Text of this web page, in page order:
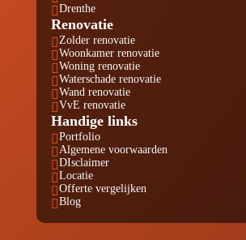
Drenthe
Renovatie
 Zolder renovatie
 Woonkamer renovatie
 Woning renovatie
 Waterschade renovatie
 Wand renovatie
 VvE renovatie
Handige links
 Portfolio
 Algemene voorwaarden
 DIsclaimer
 Locatie
 Offerte vergelijken
 Blog